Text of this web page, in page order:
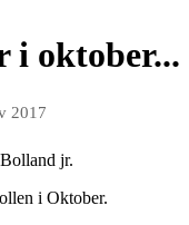
i oktober...
2017
jr.
i Oktober.